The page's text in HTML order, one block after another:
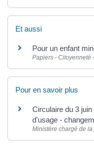
Et aussi
Pour un enfant
Papiers - Citoyenneté
Pour en savoir plus
Circulaire du 3
d'usage -
Ministère chargé de la